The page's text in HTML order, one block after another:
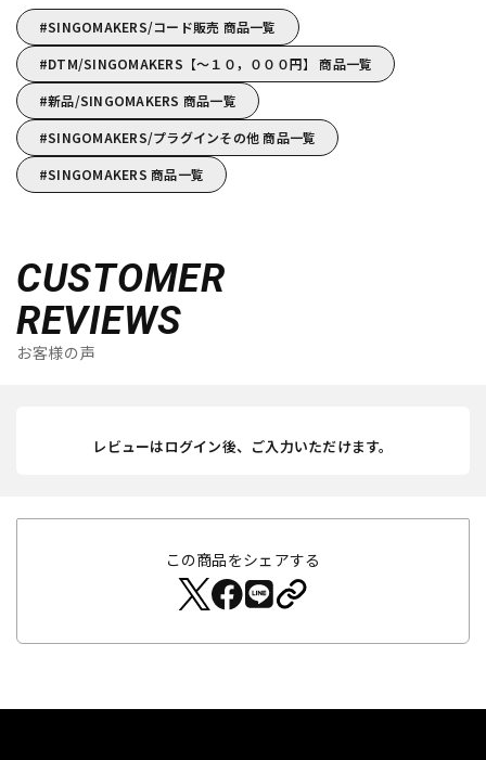
SINGOMAKERS/コード販売 商品一覧
DTM/SINGOMAKERS【～１０，０００円】 商品一覧
新品/SINGOMAKERS 商品一覧
SINGOMAKERS/プラグインその他 商品一覧
SINGOMAKERS 商品一覧
CUSTOMER
REVIEWS
お客様の声
レビューはログイン後、ご入力いただけます。
この商品をシェアする